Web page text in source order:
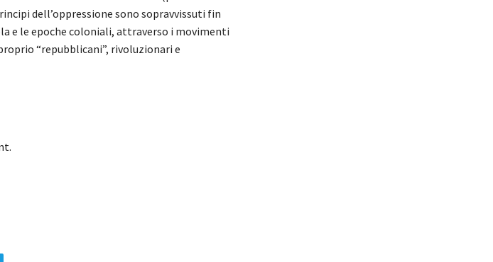
dell’oppressione sono sopravvissuti fin
e le epoche coloniali, attraverso i movimenti
“repubblicani”, rivoluzionari e